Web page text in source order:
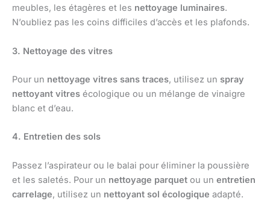
meubles, les étagères et les nettoyage luminaires.
N’oubliez pas les coins difficiles d’accès et les plafonds.
3. Nettoyage des vitres
Pour un nettoyage vitres sans traces, utilisez un spray
nettoyant vitres écologique ou un mélange de vinaigre
blanc et d’eau.
4. Entretien des sols
Passez l’aspirateur ou le balai pour éliminer la poussière
et les saletés. Pour un nettoyage parquet ou un entretien
carrelage, utilisez un nettoyant sol écologique adapté.